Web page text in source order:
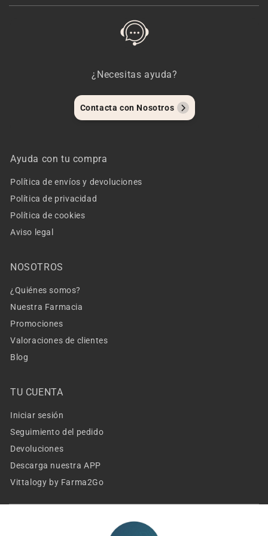
¿Necesitas ayuda?
Contacta con Nosotros
Ayuda con tu compra
Política de envíos y devoluciones
Política de privacidad
Política de cookies
Aviso legal
NOSOTROS
¿Quiénes somos?
Nuestra Farmacia
Promociones
Valoraciones de clientes
Blog
TU CUENTA
Iniciar sesión
Seguimiento del pedido
Devoluciones
Descarga nuestra APP
Vittalogy by Farma2Go